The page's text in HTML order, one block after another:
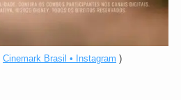
Cinemark Brasil • Instagram )